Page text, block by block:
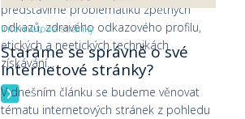
představíme problematiku zpětných
odkazů, zdravého odkazového profilu,
etických a neetických technikách
získávání...
Internetové stránky
Staráme se správně o své
internetové stránky?
V dnešním článku se budeme věnovat
tématu internetových stránek z pohledu